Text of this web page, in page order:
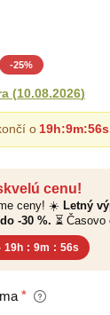
cenu!
ceny! ☀️ Letný
-30 %. ⏳
19h : 9m : 56s
-25%
(10.08.2026)
o 19h:9m:56s